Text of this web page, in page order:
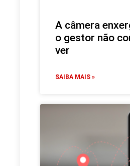
A câmera
o gestor não
ver
SAIBA MAIS »